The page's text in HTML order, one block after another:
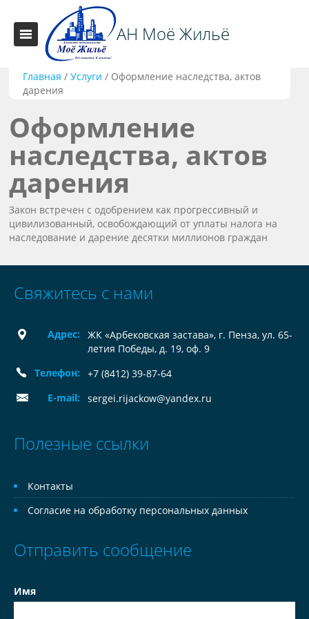
АН Моё Жильё
Главная /Услуги / Оформление наследства, актов
дарения
Оформление
наследства, актов
дарения
Закон встречен с одобрением как прогрессивный и
цивилизованный, освобождающий от уплаты налога на
наследование и дарение десятки миллионов граждан
Свяжитесь с нами
Адрес:
ЖК «Арбековская застава», г. Пенза, ул. 65-
летия Победы, д. 19, оф. 9
Телефон:
+7 (8412) 39-87-64
E-mail:
sergei.rijackow@yandex.ru
Полезные ссылки
Контакты
Согласие на обработку персональных данных
Отправить сообщение
Имя